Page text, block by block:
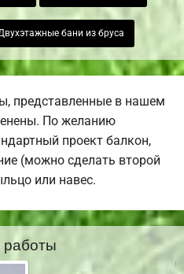
бани из бруса
представленные в нашем
По желанию
проект балкон,
(можно сделать второй
или навес.